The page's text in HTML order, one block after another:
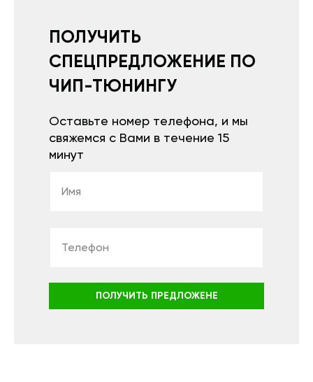
ПОЛУЧИТЬ
СПЕЦПРЕДЛОЖЕНИЕ ПО
ЧИП-ТЮНИНГУ
Оставьте номер телефона, и мы
свяжемся с Вами в течение 15
минут
ПОЛУЧИТЬ ПРЕДЛОЖЕНЕ